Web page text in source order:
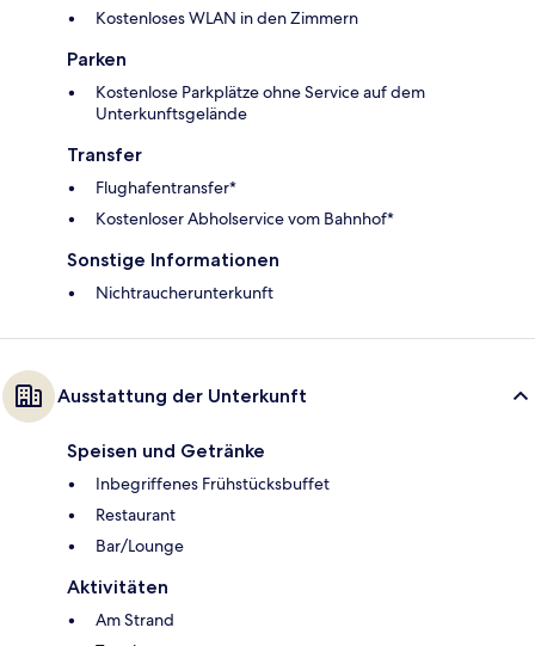
Kostenloses WLAN in den Zimmern
Parken
Kostenlose Parkplätze ohne Service auf dem
Unterkunftsgelände
Transfer
Flughafentransfer*
Kostenloser Abholservice vom Bahnhof*
Sonstige Informationen
Nichtraucherunterkunft
Ausstattung der Unterkunft
Speisen und Getränke
Inbegriffenes Frühstücksbuffet
Restaurant
Bar/Lounge
Aktivitäten
Am Strand